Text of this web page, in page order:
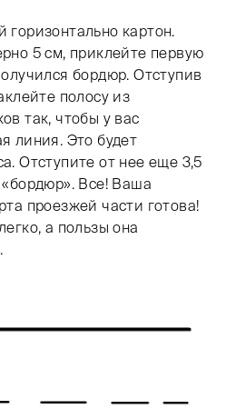
картон.
5 см, приклейте первую
бордюр. Отступив
полосу из
так, чтобы у вас
линия. Это будет
Отступите от нее еще 3,5
Все! Ваша
проезжей части готова!
а пользы она